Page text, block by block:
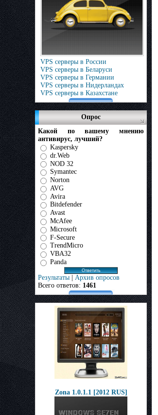
VPS серверы в России
VPS серверы в Беларуси
VPS серверы в Германии
VPS серверы в Нидерландах
VPS серверы в Казахстане
Опрос
Какой по вашему мнению
антивирус, лучший?
Kaspersky
dr.Web
NOD 32
Symantec
Norton
AVG
Avira
Bitdefender
Avast
McAfee
Microsoft
F-Secure
TrendMicro
VBA32
Panda
Результаты | Архив опросов
Всего ответов: 1461
Zona 1.0.1.1 [2012 RUS]